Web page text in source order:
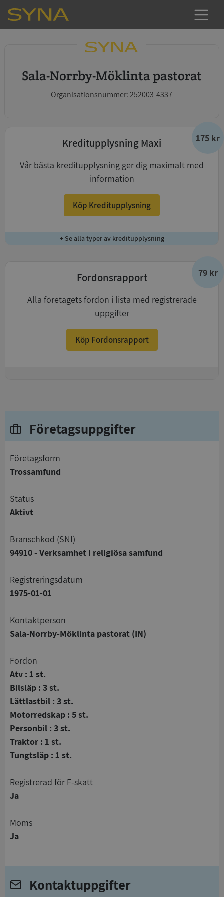
Sala-Norrby-Möklinta pastorat
Organisationsnummer: 252003-4337
175 kr
Kreditupplysning Maxi
Vår bästa kreditupplysning ger dig maximalt med
information
Köp Kreditupplysning
+ Se alla typer av kreditupplysning
79 kr
Fordonsrapport
Alla företagets fordon i lista med registrerade
uppgifter
Köp Fordonsrapport
Företagsuppgifter
företagsform
Trossamfund
status
Aktivt
branschkod (SNI)
94910 - Verksamhet i religiösa samfund
registreringsdatum
1975-01-01
Kontaktperson
Sala-Norrby-Möklinta pastorat (IN)
Fordon
Atv : 1 st.
Bilsläp : 3 st.
Lättlastbil : 3 st.
Motorredskap : 5 st.
Personbil : 3 st.
Traktor : 1 st.
Tungtsläp : 1 st.
registrerad för F-skatt
Ja
Moms
Ja
Kontaktuppgifter